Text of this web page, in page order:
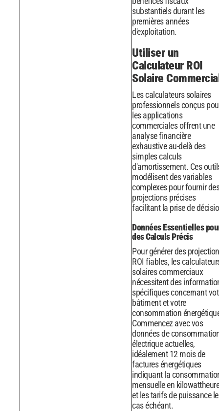
substantiels durant les
premières années
d'exploitation.
Utiliser un
Calculateur ROI
Solaire
Les calculateurs solaires
professionnels conçus
les applications
commerciales offrent une
analyse financière
exhaustive au-delà des
simples calculs
d'amortissement. Ces
modélisent des variables
complexes pour fournir des
projections précises
facilitant la prise de
Données Essentielles
des Calculs Précis
Pour générer des
ROI fiables, les
solaires commerciaux
nécessitent des
spécifiques concernant
bâtiment et votre
consommation
Commencez avec vos
données de
électrique actuelles,
idéalement 12 mois de
factures énergétiques
indiquant la
mensuelle en
et les tarifs de puissance le
cas échéant.